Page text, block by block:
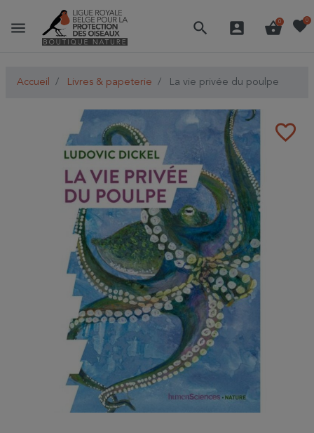
menu search account_box shopping_basket
0 favorite0
Accueil Livres & papeterie La vie privée du poulpe
favorite_border